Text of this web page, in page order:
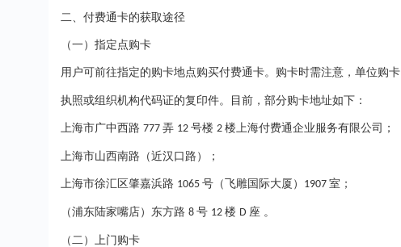
二、付费通卡的获取途径
（一）指定点购卡
用户可前往指定的购卡地点购买付费通卡。购卡时需注意，单位购卡
执照或组织机构代码证的复印件。目前，部分购卡地址如下：
上海市广中西路 777 弄 12 号楼 2 楼上海付费通企业服务有限公司；
上海市山西南路（近汉口路）；
上海市徐汇区肇嘉浜路 1065 号（飞雕国际大厦） 1907 室；
（浦东陆家嘴店）东方路 8 号 12 楼 D 座 。
（二）上门购卡